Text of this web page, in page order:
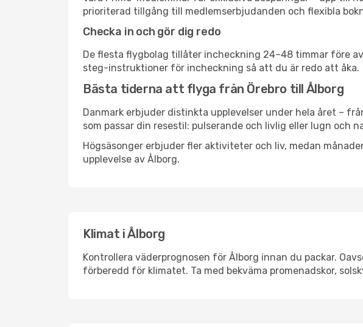
prioriterad tillgång till medlemserbjudanden och flexibla
Checka in och gör dig redo
De flesta flygbolag tillåter incheckning 24–48 timmar före
steg-instruktioner för incheckning så att du är redo att åka.
Bästa tiderna att flyga från Örebro till Ålborg
Danmark erbjuder distinkta upplevelser under hela året –
som passar din resestil: pulserande och livlig eller lugn och
Högsäsonger erbjuder fler aktiviteter och liv, medan
upplevelse av Ålborg.
Klimat i Ålborg
Kontrollera väderprognosen för Ålborg innan du packar.
förberedd för klimatet. Ta med bekväma promenadskor,